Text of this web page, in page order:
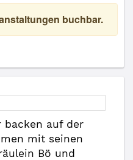
buchbar.
backen auf der
mit seinen
Bö und